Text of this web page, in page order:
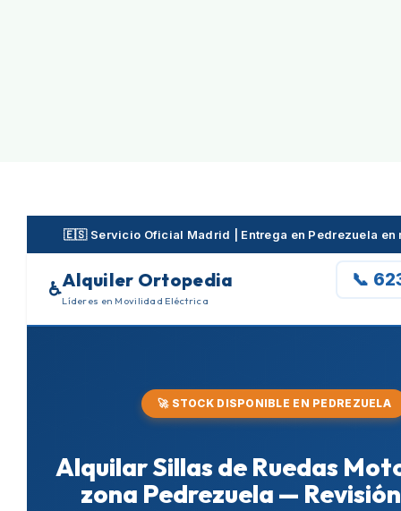
🇪🇸 Servicio Oficial Madrid | Entrega en Pedrezuela en
♿Alquiler Ortopedia
Líderes en Movilidad Eléctrica
📞
🚀 STOCK DISPONIBLE EN PEDREZUELA
Alquilar Sillas de Ruedas
zona Pedrezuela —